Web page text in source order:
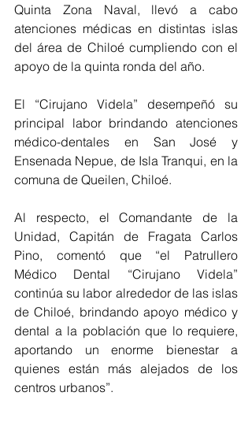
Quinta Zona Naval, llevó a cabo
atenciones médicas en distintas islas
del área de Chiloé cumpliendo con el
apoyo de la quinta ronda del año.
El “Cirujano Videla” desempeñó su
principal labor brindando atenciones
médico-dentales en San José y
Ensenada Nepue, de Isla Tranqui, en la
comuna de Queilen, Chiloé.
Al respecto, el Comandante de la
Unidad, Capitán de Fragata Carlos
Pino, comentó que “el Patrullero
Médico Dental “Cirujano Videla”
continúa su labor alrededor de las islas
de Chiloé, brindando apoyo médico y
dental a la población que lo requiere,
aportando un enorme bienestar a
quienes están más alejados de los
centros urbanos”.